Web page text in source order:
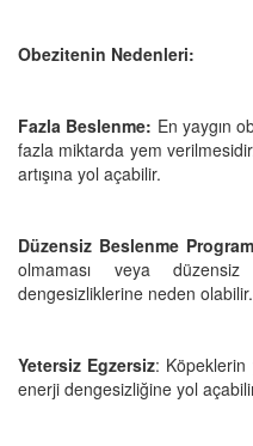
Obezitenin Nedenleri:
Fazla Beslenme: En yaygın
fazla miktarda yem
artışına yol açabilir.
Düzensiz Beslenme
olmaması veya
dengesizliklerine neden olabilir.
Yetersiz Egzersiz: Köpeklerin
enerji dengesizliğine yol